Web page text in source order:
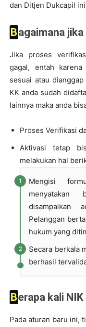
dan Ditjen Dukcapil
Bagaimana
Jika proses
gagal, entah
sesuai atau
KK anda sudah
lainnya maka anda
Proses Verifikasi
Aktivasi tetap
melakukan hal
Mengisi
disampaikan
Pelanggan
hukum yang
Secara berkala
berhasil
Berapa kali
Pada aturan baru ini,